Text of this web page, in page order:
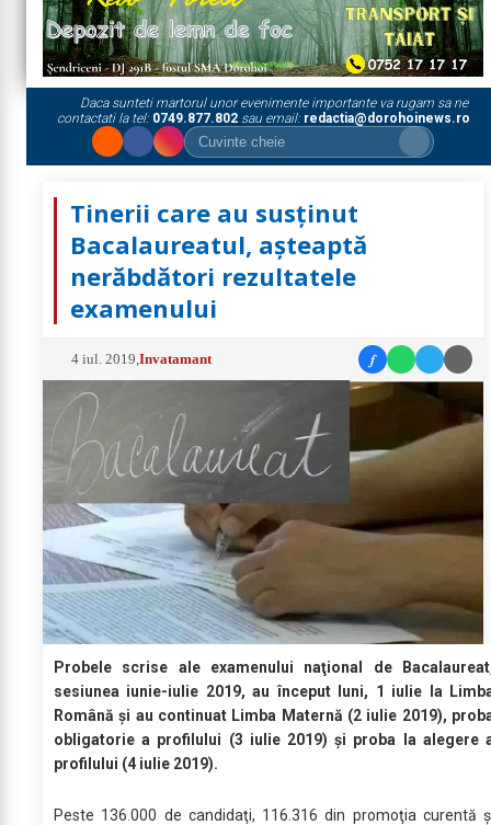
Daca sunteti martorul unor evenimente importante va rugam sa ne
contactati la tel: 0749.877.802sau email: redactia@dorohoinews.ro
Tinerii care au susținut
Bacalaureatul, așteaptă
nerăbdători rezultatele
examenului
4 iul. 2019 ,Invatamant f
Probele scrise ale examenului naţional de
sesiunea iunie-iulie 2019, au început luni, 1 iulie la
Română și au continuat Limba Maternă (2 iulie 2019),
obligatorie a profilului (3 iulie 2019) și proba la alegere
profilului (4 iulie 2019).
Peste 136.000 de candidaţi, 116.316 din promoţia curentă